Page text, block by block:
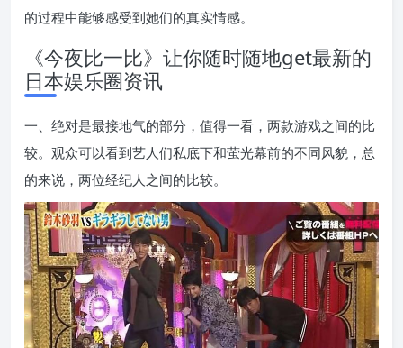
的过程中能够感受到她们的真实情感。
《今夜比一比》让你随时随地get最新的
日本娱乐圈资讯
一、绝对是最接地气的部分，值得一看，两款游戏之间的比
较。观众可以看到艺人们私底下和萤光幕前的不同风貌，总
的来说，两位经纪人之间的比较。